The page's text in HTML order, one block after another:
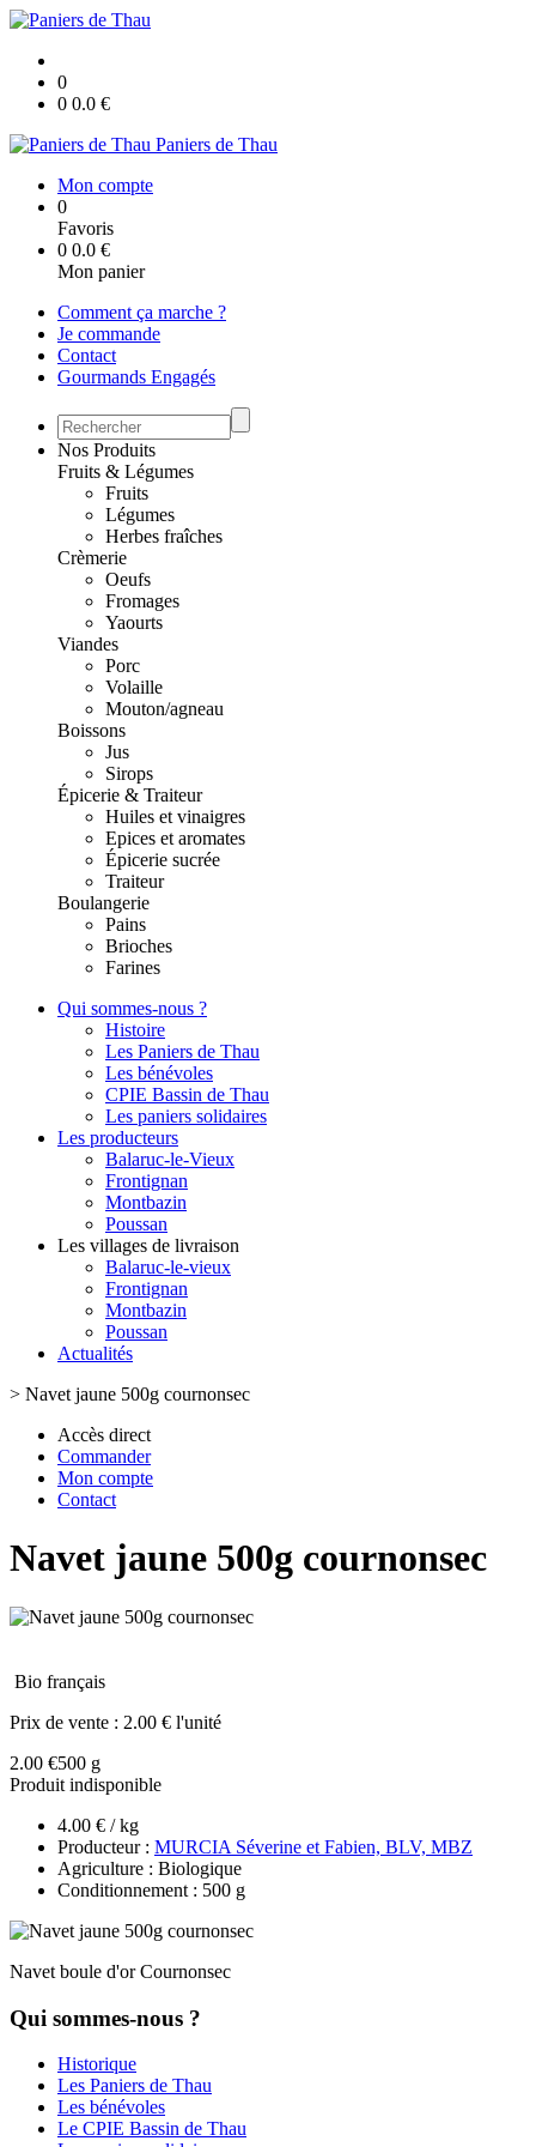
0
0 0.0 €
Paniers de Thau
Mon compte
0
Favoris
0 0.0 €
Mon panier
Comment ça marche ?
Je commande
Contact
Gourmands Engagés
Nos Produits
Fruits & Légumes
Fruits
Légumes
Herbes fraîches
Crèmerie
Oeufs
Fromages
Yaourts
Viandes
Porc
Volaille
Mouton/agneau
Boissons
Jus
Sirops
Épicerie & Traiteur
Huiles et vinaigres
Epices et aromates
Épicerie sucrée
Traiteur
Boulangerie
Pains
Brioches
Farines
Qui sommes-nous ?
Histoire
Les Paniers de Thau
Les bénévoles
CPIE Bassin de Thau
Les paniers solidaires
Les producteurs
Balaruc-le-Vieux
Frontignan
Montbazin
Poussan
Les villages de livraison
Balaruc-le-vieux
Frontignan
Montbazin
Poussan
Actualités
> Navet jaune 500g cournonsec
Accès direct
Commander
Mon compte
Contact
Navet jaune 500g cournonsec
Bio français
Prix de vente : 2.00 € l'unité
2.00 €500 g
Produit indisponible
4.00 € / kg
Producteur : MURCIA Séverine et Fabien, BLV, MBZ
Agriculture : Biologique
Conditionnement : 500 g
Navet boule d'or Cournonsec
Qui sommes-nous ?
Historique
Les Paniers de Thau
Les bénévoles
Le CPIE Bassin de Thau